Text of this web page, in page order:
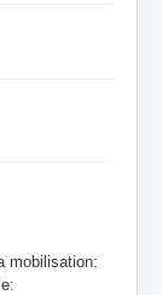
mobilisation: